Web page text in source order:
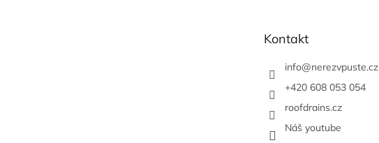
Kontakt
info@nerezvpuste.cz
+420 608 053 054
roofdrains.cz
Náš youtube